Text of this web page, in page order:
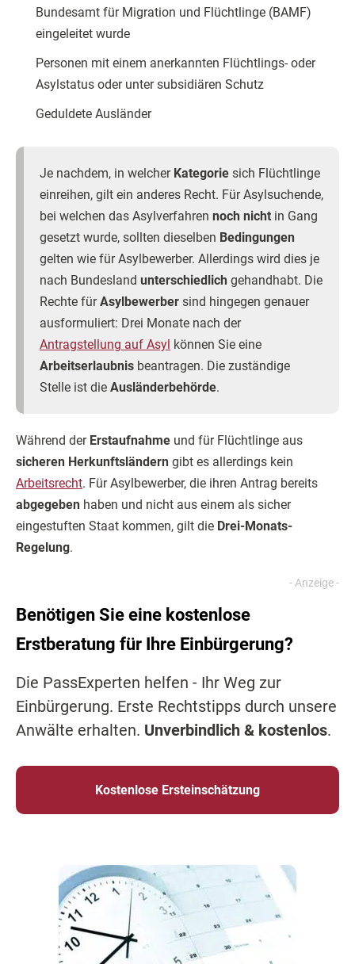
Bundesamt für Migration und Flüchtlinge (BAMF)
eingeleitet wurde
Personen mit einem anerkannten Flüchtlings- oder
Asylstatus oder unter subsidiären Schutz
Geduldete Ausländer
Je nachdem, in welcher Kategorie sich Flüchtlinge
einreihen, gilt ein anderes Recht. Für Asylsuchende,
bei welchen das Asylverfahren noch nicht in Gang
gesetzt wurde, sollten dieselben Bedingungen
gelten wie für Asylbewerber. Allerdings wird dies je
nach Bundesland unterschiedlich gehandhabt. Die
Rechte fürAsylbewerber sind hingegen genauer
ausformuliert: Drei Monate nach der
Antragstellung auf Asyl können Sie eine
Arbeitserlaubnis beantragen. Die zuständige
Stelle ist die Ausländerbehörde.
Während der Erstaufnahme und für Flüchtlinge aus
sicheren Herkunftsländern gibt es allerdings kein
Arbeitsrecht. Für Asylbewerber, die ihren Antrag bereits
abgegeben haben und nicht aus einem als sicher
eingestuften Staat kommen, gilt die Drei-Monats-
Regelung.
Benötigen Sie eine kostenlose
Erstberatung für Ihre Einbürgerung?
Die PassExperten helfen - Ihr Weg zur
Einbürgerung. Erste Rechtstipps durch unsere
Anwälte erhalten. Unverbindlich & kostenlos.
Kostenlose Ersteinschätzung